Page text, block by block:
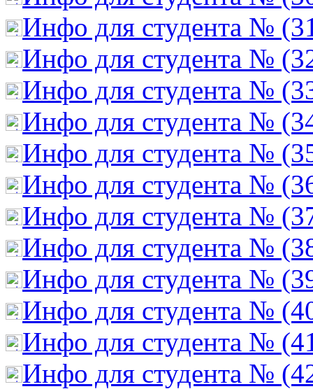
Инфо для студента №
Инфо для студента №
Инфо для студента №
Инфо для студента №
Инфо для студента №
Инфо для студента №
Инфо для студента №
Инфо для студента №
Инфо для студента №
Инфо для студента №
Инфо для студента №
Инфо для студента №